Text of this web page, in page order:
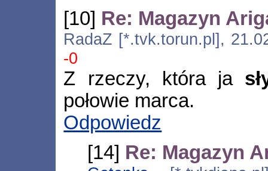
[10] Re: Magazyn
RadaZ [*.tvk.torun.pl],
-0
Z rzeczy, która ja
połowie marca.
Odpowiedz
[14] Re: Magazyn